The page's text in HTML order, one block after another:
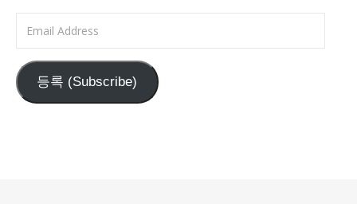
등록 (Subscribe)